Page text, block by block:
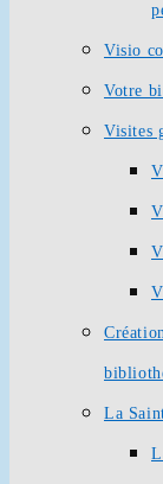
Visio
Votre
Visites
La